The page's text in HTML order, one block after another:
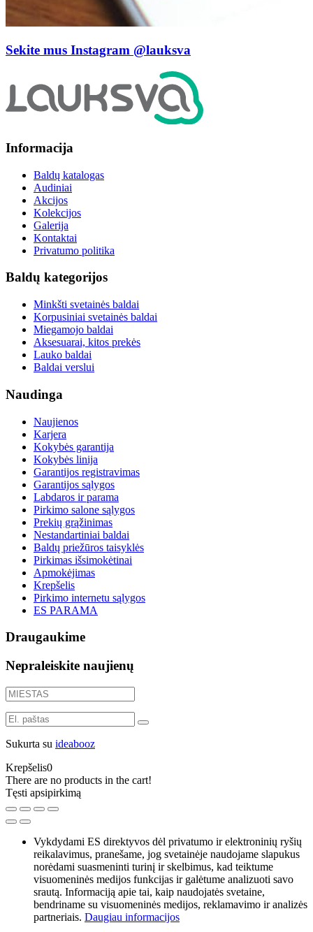
Sekite mus Instagram @lauksva
Informacija
Baldų katalogas
Audiniai
Akcijos
Kolekcijos
Galerija
Kontaktai
Privatumo politika
Baldų kategorijos
Minkšti svetainės baldai
Korpusiniai svetainės baldai
Miegamojo baldai
Aksesuarai, kitos prekės
Lauko baldai
Baldai verslui
Naudinga
Naujienos
Karjera
Kokybės garantija
Kokybės linija
Garantijos registravimas
Garantijos sąlygos
Labdaros ir parama
Pirkimo salone sąlygos
Prekių grąžinimas
Nestandartiniai baldai
Baldų priežūros taisyklės
Pirkimas išsimokėtinai
Apmokėjimas
Krepšelis
Pirkimo internetu sąlygos
ES PARAMA
Draugaukime
Nepraleiskite naujienų
Sukurta su ideabooz
Krepšelis0
There are no products in the cart!
Tęsti apsipirkimą
Vykdydami ES direktyvos dėl privatumo ir elektroninių ryšių
reikalavimus, pranešame, jog svetainėje naudojame slapukus
norėdami suasmeninti turinį ir skelbimus, kad teiktume
visuomeninės medijos funkcijas ir galėtume analizuoti savo
srautą. Informaciją apie tai, kaip naudojatės svetaine,
bendriname su visuomeninės medijos, reklamavimo ir analizės
partneriais. Daugiau informacijos